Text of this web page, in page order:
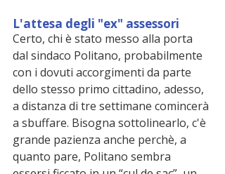
L'attesa degli "ex" assessori
Certo, chi è stato messo alla porta
dal sindaco Politano, probabilmente
con i dovuti accorgimenti da parte
dello stesso primo cittadino, adesso,
a distanza di tre settimane comincerà
a sbuffare. Bisogna sottolinearlo, c'è
grande pazienza anche perchè, a
quanto pare, Politano sembra